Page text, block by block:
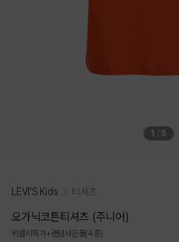
1 5
LEVI'S Kids 티셔츠
오가닉코튼티셔츠 (주니어)
위클리특가+랜덤사은품(4종)